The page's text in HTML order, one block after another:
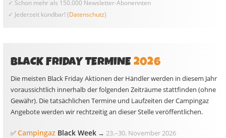
✓ Schon mehr als 150.000 Newsletter-Abonennten
✓ Jederzeit kündbar! (Datenschutz)
BLACK FRIDAY TERMINE2026
Die meisten Black Friday Aktionen der Händler werden in diesem Jahr
voraussichtlich innerhalb der folgenden Zeiträume stattfinden (ohne
Gewähr). Die tatsächlichen Termine und Laufzeiten der Campingaz
Angebote werden wir rechtzeitig an dieser Stelle veröffentlichen.
✅Campingaz Black Week → 23.–30. November 2026